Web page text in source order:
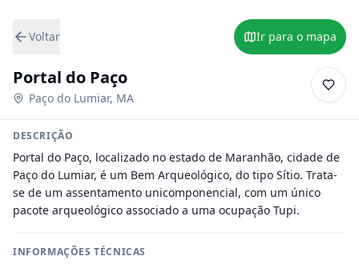
Voltar Ir para o mapa
Portal do Paço
Paço do Lumiar, MA
DESCRIÇÃO
Portal do Paço, localizado no estado de Maranhão, cidade de
Paço do Lumiar, é um Bem Arqueológico, do tipo Sítio. Trata-
se de um assentamento unicomponencial, com um único
pacote arqueológico associado a uma ocupação Tupi.
INFORMAÇÕES TÉCNICAS